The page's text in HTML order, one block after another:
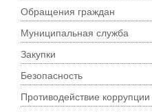
Обращения граждан
Муниципальная служба
Закупки
Безопасность
Противодействие коррупции